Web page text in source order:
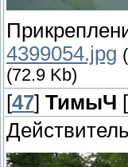
4399054.jpg
(72.9 Kb)
[47] ТимыЧ